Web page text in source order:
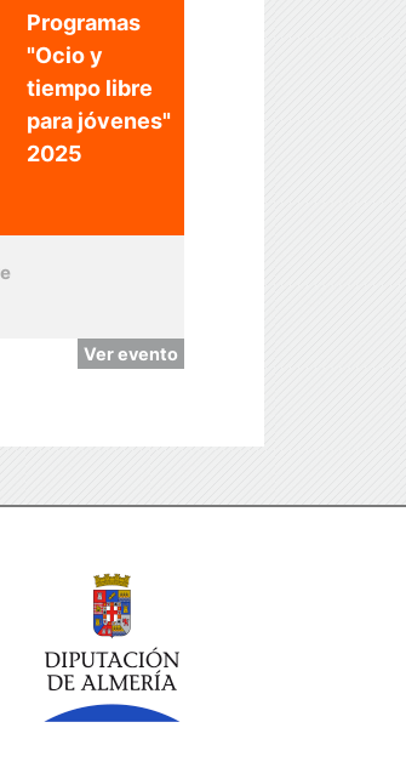
Programas
"Ocio y
tiempo libre
para jóvenes"
2025
Ver evento